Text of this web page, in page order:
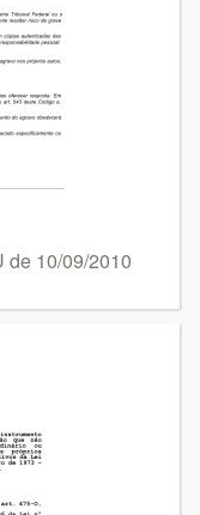
de 10/09/2010